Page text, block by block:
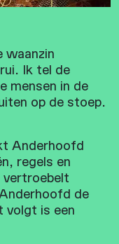
waanzin
Ik tel de
mensen in de
op de stoep.
Anderhoofd
regels en
vertroebelt
de
volgt is een